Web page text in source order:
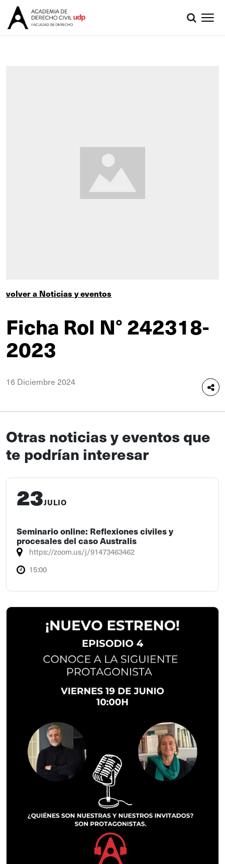
volver a Noticias y eventos
Ficha Rol N° 242318-
2023
16 Diciembre 2024
Otras noticias y eventos que
te podrían interesar
23JULIO
Seminario online: Reflexiones civiles y
procesales del caso Australis
https://zoom.us/j/91473463462
15:00